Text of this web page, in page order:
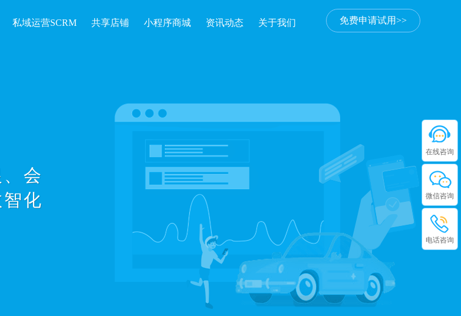
免费申请试用>>
私域运营SCRM 共享店铺 小程序商城 资讯动态 关于我们
会
化
在线咨询
微信咨询
电话咨询